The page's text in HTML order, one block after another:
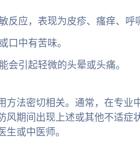
应，表现为皮疹、瘙痒、呼
口中有苦味。
会引起轻微的头晕或头痛。
法密切相关。通常，在专
期间出现上述或其他不适
或中医师。